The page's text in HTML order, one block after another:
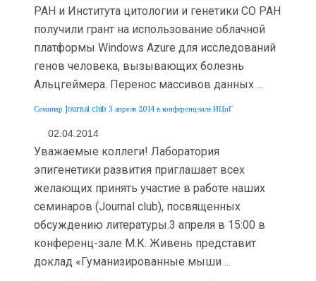
РАН и Института цитологии и генетики СО РАН
получили грант на использование облачной
платформы Windows Azure для исследований
генов человека, вызывающих болезнь
Альцгеймера. Перенос массивов данных ...
Семинар Journal club 3 апреля 2014 в конференц-зале ИЦиГ
02.04.2014
Уважаемые коллеги! Лаборатория
эпигенетики развития приглашает всех
желающих принять участие в работе наших
семинаров (Journal club), посвященных
обсуждению литературы.3 апреля в 15:00 в
конференц-зале М.К. Живень представит
доклад «Гуманизированные мыши ...